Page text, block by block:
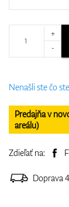
+
-
Nenašli ste čo
Predajňa v
areálu)
Zdieľať na:
Doprava